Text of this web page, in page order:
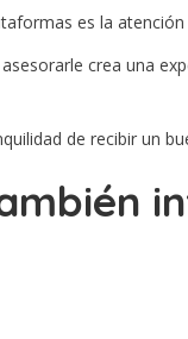
es la atención
crea una
de recibir un